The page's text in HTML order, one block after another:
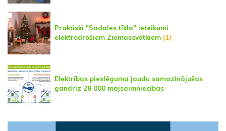
Praktiski "Sadales tīkla" ieteikumi
elektrodrošiem Ziemassvētkiem (1)
Elektrības pieslēguma jaudu samazinājušas
gandrīz 28 000 mājsaimniecības